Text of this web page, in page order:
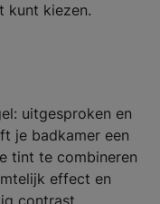
kunt kiezen.
uitgesproken en
je badkamer een
tint te combineren
effect en